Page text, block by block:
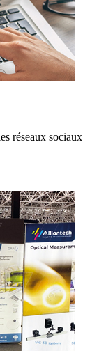
réseaux sociaux